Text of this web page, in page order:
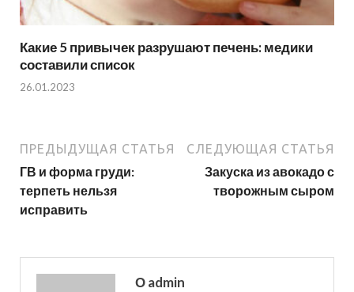
Какие 5 привычек разрушают печень: медики
составили список
26.01.2023
ПРЕДЫДУЩАЯ СТАТЬЯ
ГВ и форма груди:
терпеть нельзя
исправить
СЛЕДУЮЩАЯ СТАТЬЯ
Закуска из авокадо с
творожным сыром
О admin